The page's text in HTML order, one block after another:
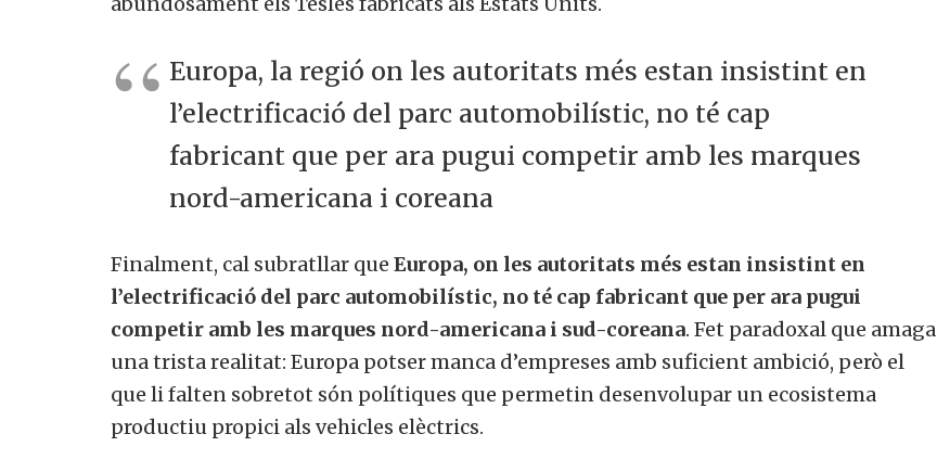
Europa, la regió on les autoritats més estan insistint en
l’electrificació del parc automobilístic, no té cap
fabricant que per ara pugui competir amb les marques
nord-americana i coreana
Finalment, cal subratllar que Europa, on les autoritats més estan insistint en
l’electrificació del parc automobilístic, no té cap fabricant que per ara pugui
competir amb les marques nord-americana i sud-coreana. Fet paradoxal que amaga
una trista realitat: Europa potser manca d’empreses amb suficient ambició, però el
que li falten sobretot són polítiques que permetin desenvolupar un ecosistema
productiu propici als vehicles elèctrics.